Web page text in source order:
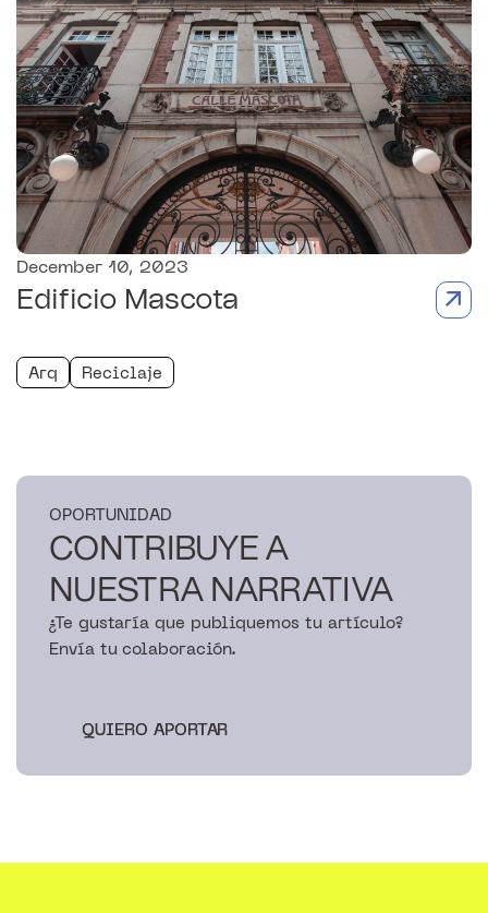
December 10, 2023
Edificio Mascota
Arq Reciclaje
OPORTUNIDAD
CONTRIBUYE A
NUESTRA NARRATIVA
¿Te gustaría que publiquemos tu artículo?
Envía tu colaboración.
QUIERO APORTAR
QUIERO APORTAR